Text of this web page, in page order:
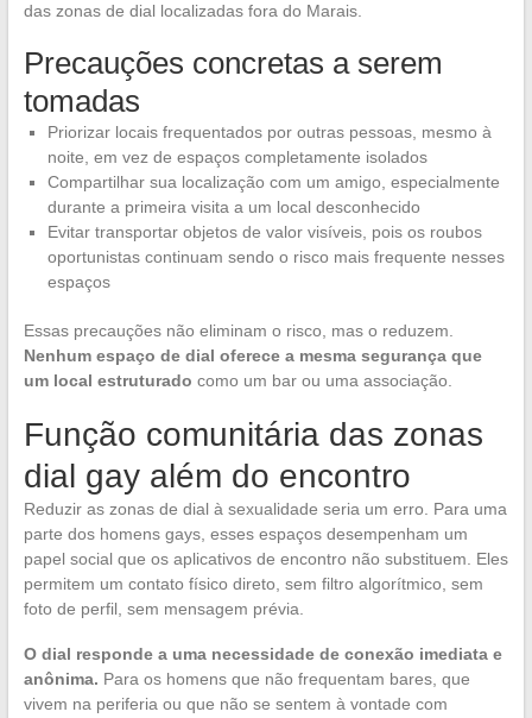
das zonas de dial localizadas fora do Marais.
Precauções concretas a serem
tomadas
Priorizar locais frequentados por outras pessoas, mesmo à
noite, em vez de espaços completamente isolados
Compartilhar sua localização com um amigo, especialmente
durante a primeira visita a um local desconhecido
Evitar transportar objetos de valor visíveis, pois os roubos
oportunistas continuam sendo o risco mais frequente nesses
espaços
Essas precauções não eliminam o risco, mas o reduzem.
Nenhum espaço de dial oferece a mesma segurança que
um local estruturado como um bar ou uma associação.
Função comunitária das zonas
dial gay além do encontro
Reduzir as zonas de dial à sexualidade seria um erro. Para uma
parte dos homens gays, esses espaços desempenham um
papel social que os aplicativos de encontro não substituem. Eles
permitem um contato físico direto, sem filtro algorítmico, sem
foto de perfil, sem mensagem prévia.
O dial responde a uma necessidade de conexão imediata e
anônima. Para os homens que não frequentam bares, que
vivem na periferia ou que não se sentem à vontade com